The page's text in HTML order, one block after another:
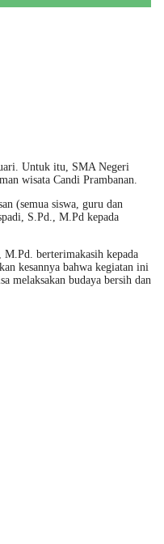
Untuk itu, SMA Negeri
wisata Candi Prambanan.
(semua siswa, guru dan
S.Pd., M.Pd kepada
berterimakasih kepada
kesannya bahwa kegiatan ini
melaksakan budaya bersih dan